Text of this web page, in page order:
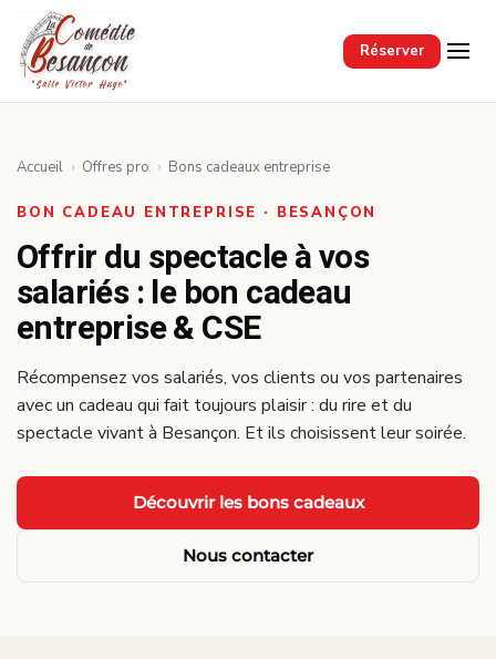
Réserver
Passer au contenu principal
Accueil › Offres pro › Bons cadeaux entreprise
BON CADEAU ENTREPRISE · BESANÇON
Offrir du spectacle à vos
salariés : le bon cadeau
entreprise & CSE
Récompensez vos salariés, vos clients ou vos partenaires
avec un cadeau qui fait toujours plaisir : du rire et du
spectacle vivant à Besançon. Et ils choisissent leur soirée.
Découvrir les bons cadeaux
Nous contacter